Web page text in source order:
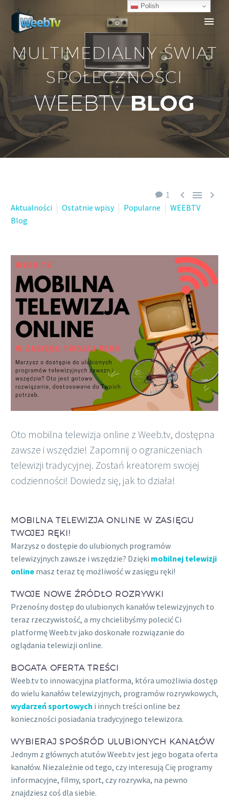
Polish
MULTIMEDIALNY ŚWIAT
SPOŁECZNOŚCI
WEEBTVBLOG
1   
Aktualności Ostatnie wpisy Popularne
WEEBTV
Blog
Oto mobilna telewizja online z Weeb.tv, dostępna
zawsze i wszędzie! Zapomnij o ograniczeniach
telewizji tradycyjnej. Zostań kreatorem swojej
codzienności! Dowiedz się, jak to działa!
MOBILNA TELEWIZJA ONLINE W ZASIĘGU
TWOJEJ RĘKI!
Marzysz o dostępie do ulubionych programów
telewizyjnych zawsze i wszędzie? Dzięki mobilnej telewizji
online masz teraz tę możliwość w zasięgu ręki!
TWOJE NOWE ŹRÓDŁO ROZRYWKI
Przenośny dostęp do ulubionych kanałów telewizyjnych to
teraz rzeczywistość, a my chcielibyśmy polecić Ci
platformę Weeb.tv jako doskonałe rozwiązanie do
oglądania telewizji online.
BOGATA OFERTA TREŚCI
Weeb.tv to innowacyjna platforma, która umożliwia dostęp
do wielu kanałów telewizyjnych, programów rozrywkowych,
wydarzeń sportowych i innych treści online bez
konieczności posiadania tradycyjnego telewizora.
WYBIERAJ SPOŚRÓD ULUBIONYCH KANAŁÓW
Jednym z głównych atutów Weeb.tv jest jego bogata oferta
kanałów. Niezależnie od tego, czy interesują Cię programy
informacyjne, filmy, sport, czy rozrywka, na pewno
znajdziesz coś dla siebie.
Polish